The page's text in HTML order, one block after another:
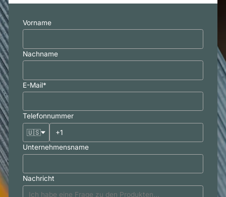
Vorname
Nachname
E-Mail*
Telefonnummer
🇺🇸
Unternehmensname
Nachricht